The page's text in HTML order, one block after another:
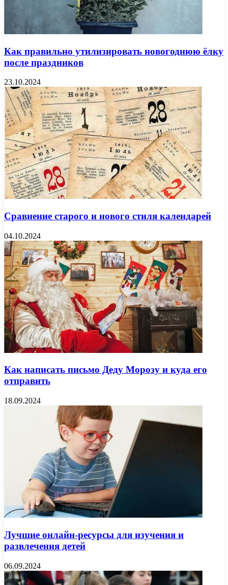
Как правильно утилизировать новогоднюю ёлку
после праздников
23.10.2024
Сравнение старого и нового стиля календарей
04.10.2024
Как написать письмо Деду Морозу и куда его
отправить
18.09.2024
Лучшие онлайн-ресурсы для изучения и
развлечения детей
06.09.2024